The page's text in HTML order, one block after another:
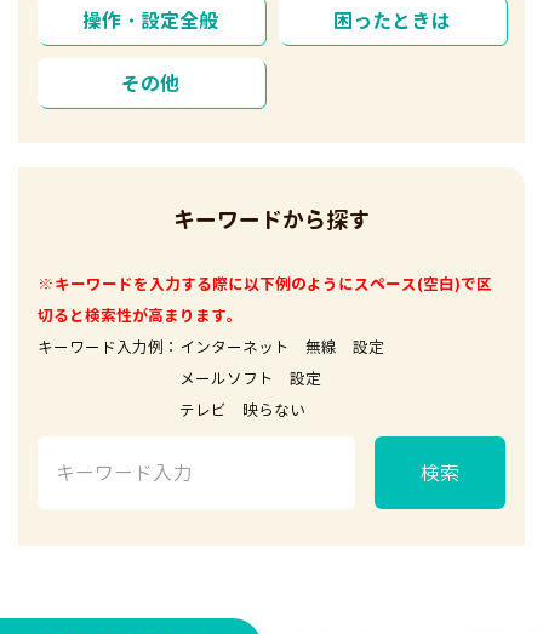
操作・設定全般 困ったときは
その他
キーワードから探す
※キーワードを入力する際に以下例のようにスペース(空白)で区
切ると検索性が高まります。
キーワード入力例：インターネット 無線 設定
メールソフト 設定
テレビ 映らない
検索